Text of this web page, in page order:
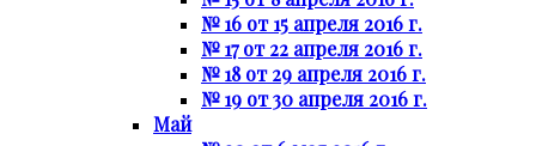
№ 16 от 15 апреля 2016 г.
№ 17 от 22 апреля 2016 г.
№ 18 от 29 апреля 2016 г.
№ 19 от 30 апреля 2016 г.
Май